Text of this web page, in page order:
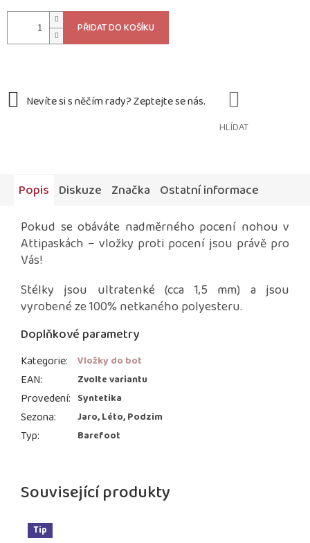
PŘIDAT DO KOŠÍKU
HLÍDAT
Související produkty
Tip
Popis Diskuze Značka Ostatní informace
Pokud se obáváte nadměrného pocení nohou v
Attipaskách – vložky proti pocení jsou právě pro
Vás!
Stélky jsou ultratenké (cca 1,5 mm) a jsou
vyrobené ze 100% netkaného polyesteru.
Doplňkové parametry
Kategorie: Vložky do bot
EAN: Zvolte variantu
Provedení: Syntetika
Sezona: Jaro, Léto, Podzim
Typ: Barefoot